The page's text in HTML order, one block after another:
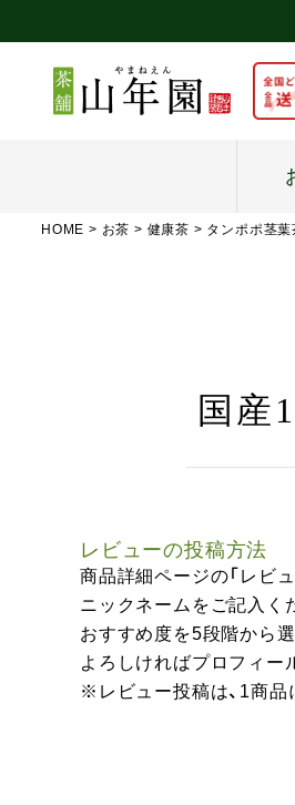
HOME お茶 健康茶 タンポポ茎葉
国産
レビューの投稿方法
商品詳細ページの「レビ
ニックネームをご記入く
おすすめ度を5段階から
よろしければプロフィー
※レビュー投稿は、1商品